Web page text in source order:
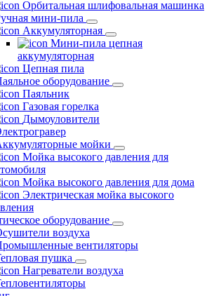
Орбитальная шлифовальная машинка
мини-пила
Аккумуляторная
Мини-пила цепная
аккумуляторная
Цепная пила
оборудование
Паяльник
Газовая горелка
Дымоуловители
мойки
Мойка высокого давления для
Мойка высокого давления для дома
Электрическая мойка высокого
оборудование
воздуха
вентиляторы
пушка
Нагреватели воздуха